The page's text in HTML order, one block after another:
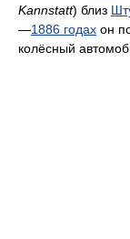
Kannstatt) близ
—1886 годах он
колёсный